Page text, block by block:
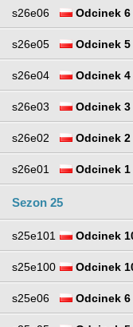
s26e06 Odcinek 6
s26e05 Odcinek 5
s26e04 Odcinek 4
s26e03 Odcinek 3
s26e02 Odcinek 2
s26e01 Odcinek 1
Sezon 25
s25e101 Odcinek
s25e100 Odcinek
s25e06 Odcinek 6